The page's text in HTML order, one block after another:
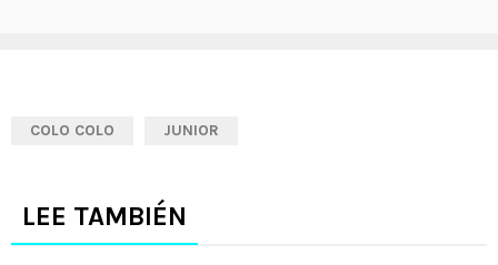
COLO COLO JUNIOR
LEE TAMBIÉN